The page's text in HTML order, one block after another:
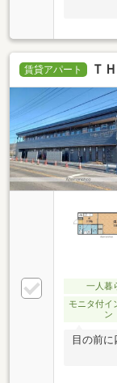
賃貸アパート Ｔ
一人暮
モニタ付イ
ン
目の前に